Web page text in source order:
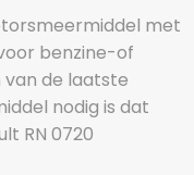
met
benzine-of
de laatste
nodig is dat
RN 0720